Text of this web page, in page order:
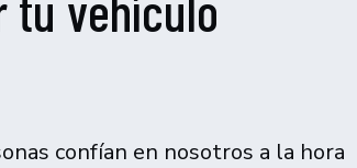
confían en nosotros a la hora